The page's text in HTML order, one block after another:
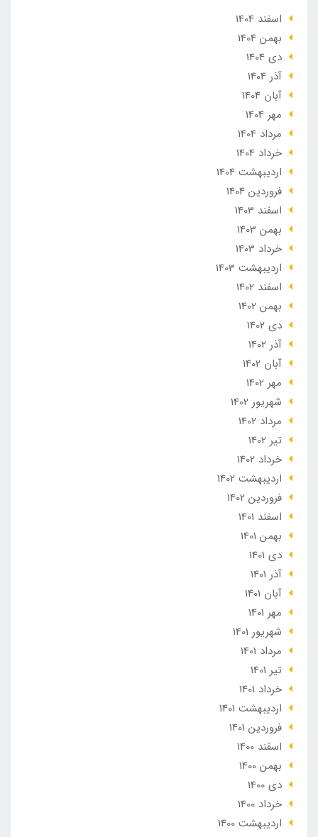
اسفند 1404
بهمن 1404
دی 1404
آذر 1404
آبان 1404
مهر 1404
مرداد 1404
خرداد 1404
ارديبهشت 1404
فروردین 1404
اسفند 1403
بهمن 1403
خرداد 1403
ارديبهشت 1403
اسفند 1402
بهمن 1402
دی 1402
آذر 1402
آبان 1402
مهر 1402
شهریور 1402
مرداد 1402
تير 1402
خرداد 1402
ارديبهشت 1402
فروردین 1402
اسفند 1401
بهمن 1401
دی 1401
آذر 1401
آبان 1401
مهر 1401
شهریور 1401
مرداد 1401
تير 1401
خرداد 1401
ارديبهشت 1401
فروردین 1401
اسفند 1400
بهمن 1400
دی 1400
خرداد 1400
ارديبهشت 1400